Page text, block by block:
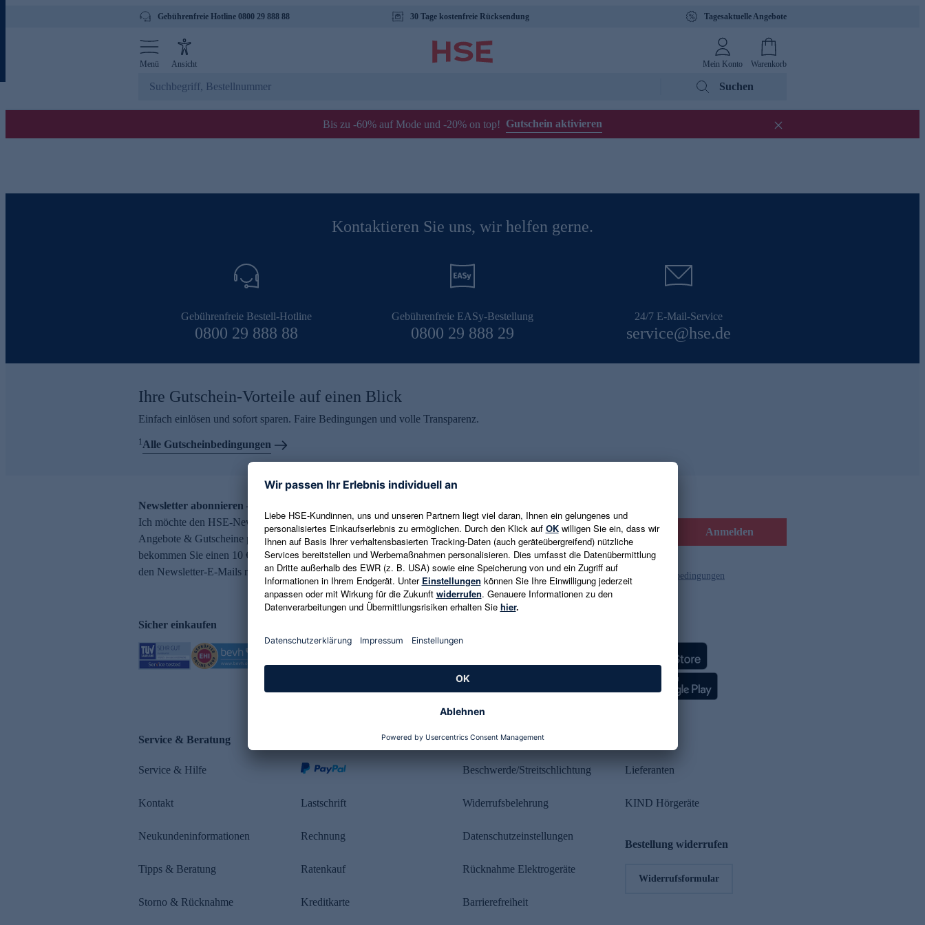
Gebührenfreie Hotline 0800 29 888 88 30 Tage kostenfreie Rücksendung Tagesaktuelle Angebote
Menü Ansicht Mein Konto Warenkorb
Suchen
Bis zu -60% auf Mode und -20% on top! Gutschein aktivieren
Kontaktieren Sie uns, wir helfen gerne.
Gebührenfreie Bestell-Hotline
0800 29 888 88
Gebührenfreie EASy-Bestellung
0800 29 888 29
24/7 E-Mail-Service
service@hse.de
Ihre Gutschein-Vorteile auf einen Blick
Einfach einlösen und sofort sparen. Faire Bedingungen und volle Transparenz.
1Alle Gutscheinbedingungen
Newsletter abonnieren – 10 € Gutschein erhalten
Ich möchte den HSE-Newsletter abonnieren und aktuelle Trends,
Angebote & Gutscheine per E-Mail erhalten. Als Dankeschön
bekommen Sie einen 10 € Gutschein. Eine Abmeldung ist jederzeit in
den Newsletter-E-Mails möglich.
E-Mail-Adresse eingeben Anmelden
Es gelten die Datenschutzrichtlinien und die Gutscheinbedingungen
Sicher einkaufen
Service & Beratung
Service & Hilfe
Kontakt
Neukundeninformationen
Tipps & Beratung
Storno & Rücknahme
Lastschrift
Rechnung
Ratenkauf
Kreditkarte
Rechtliches
Beschwerde/Streitschlichtung
Widerrufsbelehrung
Datenschutzeinstellungen
Rücknahme Elektrogeräte
Barrierefreiheit
Lieferanten
KIND Hörgeräte
Bestellung widerrufen
Widerrufsformular